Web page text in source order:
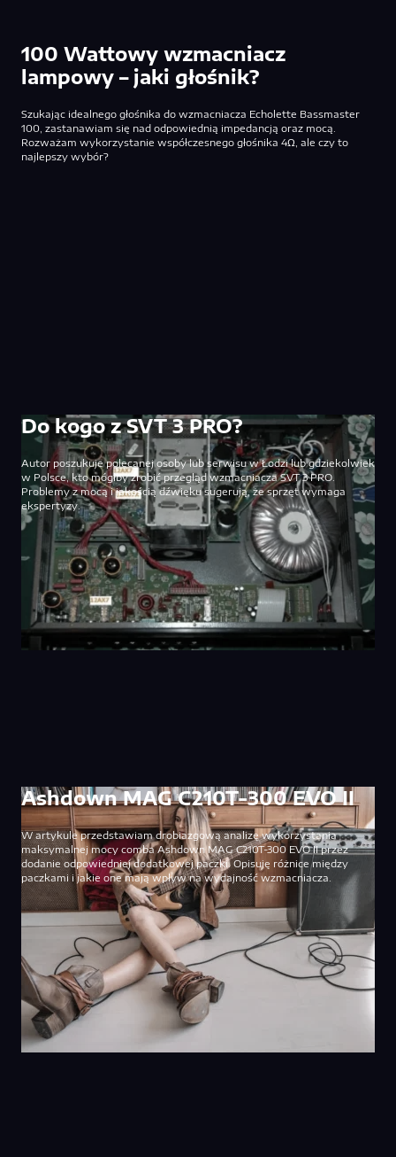
100 Wattowy wzmacniacz
lampowy – jaki głośnik?
Szukając idealnego głośnika do wzmacniacza Echolette Bassmaster
100, zastanawiam się nad odpowiednią impedancją oraz mocą.
Rozważam wykorzystanie współczesnego głośnika 4Ω, ale czy to
najlepszy wybór?
Do kogo z SVT 3 PRO?
Autor poszukuje polecanej osoby lub serwisu w Łodzi lub gdziekolwiek
w Polsce, kto mógłby zrobić przegląd wzmacniacza SVT 3 PRO.
Problemy z mocą i jakością dźwięku sugerują, że sprzęt wymaga
ekspertyzy.
Ashdown MAG C210T-300 EVO II
W artykule przedstawiam drobiazgową analizę wykorzystania
maksymalnej mocy comba Ashdown MAG C210T-300 EVO II przez
dodanie odpowiedniej dodatkowej paczki. Opisuję różnice między
paczkami i jakie one mają wpływ na wydajność wzmacniacza.